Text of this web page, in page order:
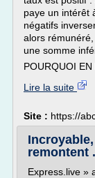
paye un intérêt
négatifs
alors
une somme
POURQUOI EN
Lire la suite
Site : https://
remontent
Express.live »